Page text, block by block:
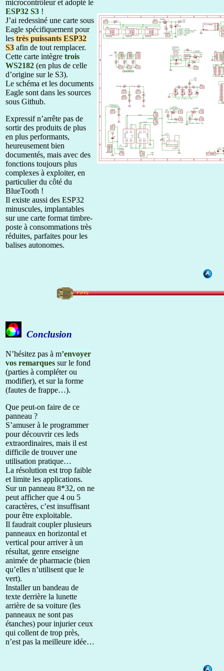
microcontrôleur et adopté le
ESP32 S3 !
J’ai redessiné une carte sous
Eagle spécifiquement pour
les très puissants ESP32
S3 afin de tout remplacer.
Cette carte intègre trois
WS2182 (en plus de celle
d’origine sur le S3).
Le schéma et les documents
Eagle sont dans les sources
sous Github.
Expressif n’arrête pas de
sortir des produits de plus
en plus performants,
heureusement bien
documentés, mais avec des
fonctions toujours plus
complexes à exploiter, en
particulier du côté du
BlueTooth !
Il existe aussi des ESP32
minuscules, implantables
sur une carte format timbre-
poste à consommations très
réduites, parfaites pour les
balises autonomes.
Conclusion
N’hésitez pas à m’envoyer
vos remarques sur le fond
(parties à compléter ou
modifier), et sur la forme
(fautes de frappe…).
Que peut-on faire de ce
panneau ?
S’amuser à le programmer
pour découvrir ces leds
extraordinaires, mais il est
difficile de trouver une
utilisation pratique…
La résolution est trop faible
et limite les applications.
Sur un panneau 8*32, on ne
peut afficher que 4 ou 5
caractères, c’est insuffisant
pour être exploitable.
Il faudrait coupler plusieurs
panneaux en horizontal et
vertical pour arriver à un
résultat, genre enseigne
animée de pharmacie (bien
qu’elles n’utilisent que le
vert).
Installer un bandeau de
texte derrière la lunette
arrière de sa voiture (les
panneaux ne sont pas
étanches) pour injurier ceux
qui collent de trop près,
n’est pas la meilleure idée…